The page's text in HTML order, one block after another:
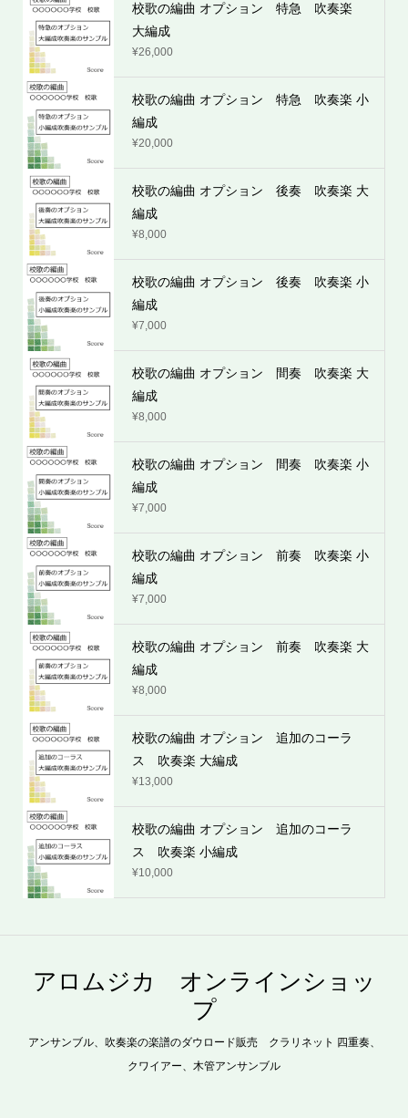
校歌の編曲 オプション 特急 吹奏楽
大編成
¥26,000
校歌の編曲 オプション 特急 吹奏楽 小
編成
¥20,000
校歌の編曲 オプション 後奏 吹奏楽 大
編成
¥8,000
校歌の編曲 オプション 後奏 吹奏楽 小
編成
¥7,000
校歌の編曲 オプション 間奏 吹奏楽 大
編成
¥8,000
校歌の編曲 オプション 間奏 吹奏楽 小
編成
¥7,000
校歌の編曲 オプション 前奏 吹奏楽 小
編成
¥7,000
校歌の編曲 オプション 前奏 吹奏楽 大
編成
¥8,000
校歌の編曲 オプション 追加のコーラ
ス 吹奏楽 大編成
¥13,000
校歌の編曲 オプション 追加のコーラ
ス 吹奏楽 小編成
¥10,000
アロムジカ オンラインショッ
プ
アンサンブル、吹奏楽の楽譜のダウロード販売 クラリネット 四重奏、
クワイアー、木管アンサンブル